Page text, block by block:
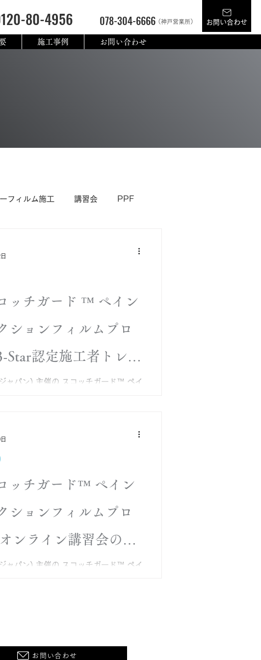
80-4956 078-304-6666（神戸営業所） お問い合わせ
施工事例 お問い合わせ
フィルム施工 講習会 PPF
ッチガード ™ ペイン
ションフィルムプロ
Star認定施工者トレー
案内
ャパン) 主催の スコッチガード™ ペイ
となっております。 カーケア・メンテ
る昨今、今後の収益確保に向けてぜひ
＜10月開催＞ ■日 時： 1日目 2025
13:00-17:00 （受付：12:45より）
18:00 ＊進行具合によって、終
庫県神戸市中央区港島中町5-1-1) ■
払い後のキャンセルは不可となりま
ができませんのでご了承ください。 な
ッチガード™ ペイン
ションフィルムプロ
ンライン講習会のご
ャパン) 主催の スコッチガード™ ペイ
お問い合わせ